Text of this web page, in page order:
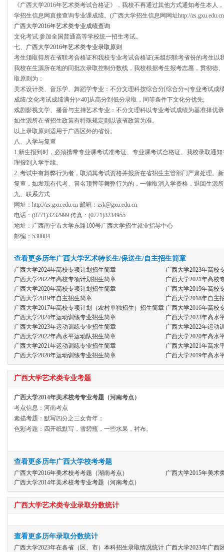
《广西大学2016年艺术类考试合格证》，我校不再通过其他方式通知考生本人
学招生信息网直接查询专业课成绩。(广西大学招生信息网网址http://
广西大学2016年艺术类专业成绩查询
文化考试:参加全国普通高等学校统一招生考试。
七、 广西大学2016年艺术类专业录取原则
考生须取得所在省联考合格证和我校专业考试合格证(未组织联考省份的考生以
我校在生源所在地的同批次录取控制分数线，我校根据考生报考志愿，贯彻德
取原则为：
美术设计类、音乐学、舞蹈学专业：不分文理科按综合分[综合分=(专业考试成
成绩/文化考试成绩满分)×40]从高分到低分录取，同等条件下文化分优先;
戏剧影视文学、播音与主持艺术专业：不分文理科以专业考试成绩为基准择优
如生源所在省招生政策有特殊规定则以该省政策为准。
以上录取原则适用于广西区外的省份。
八、入学与复查
1.新生报到时，必须携带专业课考试准考证、专业课考试合格证、我校录取通
理报到入学手续。
2. 考试中有舞弊行为者，取消其考试资格并报所在省招生主管部门严肃处理。
复查，如发现有代考、冒名顶替等舞弊行为的，一律取消入学资格，退回生源
九、联系方式
网址：http://zs.gxu.edu.cn 邮箱：zsk@gxu.edu.cn
电话：(0771)3232999 传真：(0771)3234955
地址：广西南宁市大学东路100号广西大学招生就业指导中心
邮编：530004
查看更多历年广西大学艺术特长生/保送生/自主招生简章
广西大学2024年高校专项计划招生简章
广西大学2023年高校
广西大学2022年高校专项计划招生简章
广西大学2021年高校
广西大学2020年高校专项计划招生简章
广西大学2019年高校
广西大学2019年自主招生简章
广西大学2018年自主
广西大学2017年高校专项计划（农村单独招生）招生简章 广西大学2016年高校
广西大学2024年运动训练专业招生简章
广西大学2023年高水
广西大学2023年运动训练专业招生简章
广西大学2022年运动
广西大学2022年高水平运动队招生简章
广西大学2020年高水
广西大学2021年运动训练专业招生简章
广西大学2021年高水
广西大学2020年运动训练专业招生简章
广西大学2019年高水
广西大学艺术类专业考题
广西大学2014年美术校考专业考题（河南考点）
考点信息：河南考点
素描考题：默写四分之三女青年；
色彩考题：四开纸默写，雪碧瓶，一些水果，衬布。
查看更多历年广西大学校考考题
广西大学2016年美术校考考题（湖南考点）
广西大学2015年美术
广西大学2014年美术校考专业考题（河南考点）
广西大学艺术类专业录取分数统计
查看更多历年录取分数统计
广西大学2023年在各省（区、市）本科招生录取情况统计 广西大学2023年广西